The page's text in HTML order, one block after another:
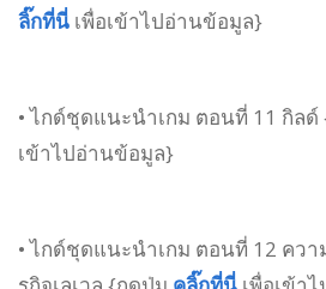
ลิ๊กที่นี่ เพื่อเข้าไปอ่านข้อมูล}
• ไกด์ชุดแนะนำเกม ตอนที่ 11 กิล
เข้าไปอ่านข้อมูล}
• ไกด์ชุดแนะนำเกม ตอนที่ 12 ควา